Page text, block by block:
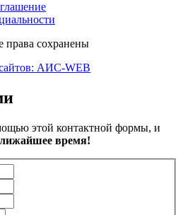
права сохранены
АИС-WEB
этой контактной формы, и
время!